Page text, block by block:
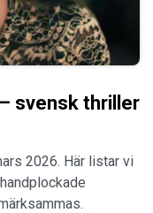
svensk thriller
2026. Här listar vi